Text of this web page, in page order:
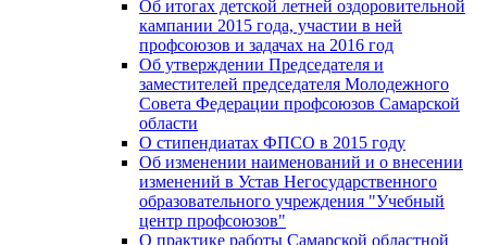
Об итогах детской летней оздоровительной
кампании 2015 года, участии в ней
профсоюзов и задачах на 2016 год
Об утверждении Председателя и
заместителей председателя Молодежного
Совета Федерации профсоюзов Самарской
области
О стипендиатах ФПСО в 2015 году
Об изменении наименований и о внесении
изменений в Устав Негосударственного
образовательного учреждения "Учебный
центр профсоюзов"
О практике работы Самарской областной